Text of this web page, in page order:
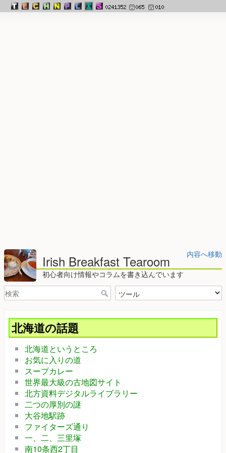
内容へ移動
Irish Breakfast Tearoom
初心者向け情報やコラムを書き込んでいます
北海道の話題
北海道というところ
お気に入りの道
スープカレー
世界最大級の古地図サイト
北方資料デジタルライブラリー
二つの厚別の謎
大谷地駅跡
ファイターズ通り
一、二、三里塚
南10条西2丁目